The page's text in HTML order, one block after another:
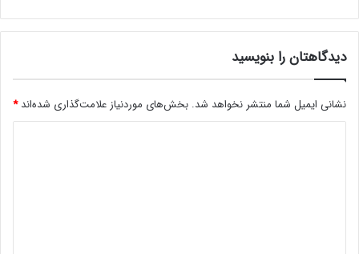
دیدگاهتان را بنویسید
نشانی ایمیل شما منتشر نخواهد شد. بخش‌های موردنیاز علامت‌گذاری شده‌اند*